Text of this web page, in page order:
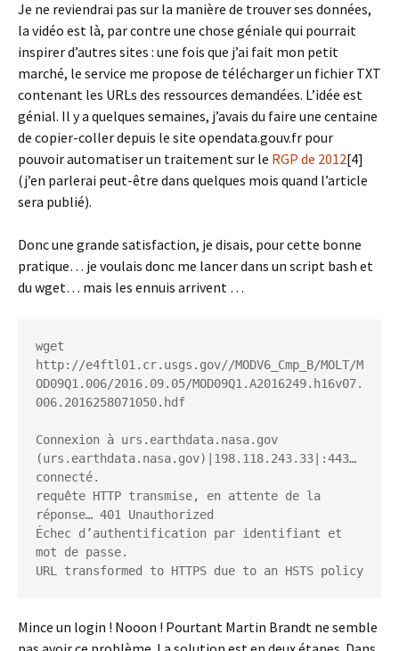
Je ne reviendrai pas sur la manière de trouver ses données,
la vidéo est là, par contre une chose géniale qui pourrait
inspirer d’autres sites : une fois que j’ai fait mon petit
marché, le service me propose de télécharger un fichier TXT
contenant les URLs des ressources demandées. L’idée est
génial. Il y a quelques semaines, j’avais du faire une centaine
de copier-coller depuis le site opendata.gouv.fr pour
pouvoir automatiser un traitement sur le RGP de 2012[4]
(j’en parlerai peut-être dans quelques mois quand l’article
sera publié).
Donc une grande satisfaction, je disais, pour cette bonne
pratique… je voulais donc me lancer dans un script bash et
du wget… mais les ennuis arrivent …
wget
http://e4ftl01.cr.usgs.gov//MODV6_Cmp_B/MOLT/M
OD09Q1.006/2016.09.05/MOD09Q1.A2016249.h16v07.
006.2016258071050.hdf
Connexion à urs.earthdata.nasa.gov
(urs.earthdata.nasa.gov)|198.118.243.33|:443…
connecté.
requête HTTP transmise, en attente de la
réponse… 401 Unauthorized
Échec d’authentification par identifiant et
mot de passe.
URL transformed to HTTPS due to an HSTS policy
Mince un login ! Nooon ! Pourtant Martin Brandt ne semble